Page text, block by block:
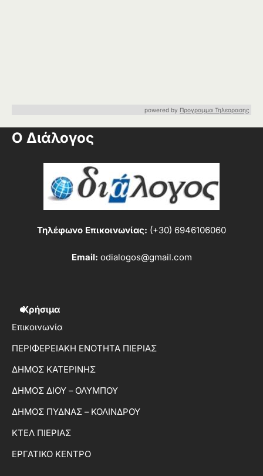
powered by Προγραμμα Τηλεορασης
Ο Διάλογος
Τηλέφωνο Επικοινωνίας: (+30) 6946106060
Email: odialogos@gmail.com
Χρήσιμα
Επικοινωνία
ΠΕΡΙΦΕΡΕΙΑΚΗ ΕΝΟΤΗΤΑ ΠΙΕΡΙΑΣ
ΔΗΜΟΣ ΚΑΤΕΡΙΝΗΣ
ΔΗΜΟΣ ΔΙΟΥ – ΟΛΥΜΠΟΥ
ΔΗΜΟΣ ΠΥΔΝΑΣ – ΚΟΛΙΝΔΡΟΥ
ΚΤΕΛ ΠΙΕΡΙΑΣ
ΕΡΓΑΤΙΚΟ ΚΕΝΤΡΟ